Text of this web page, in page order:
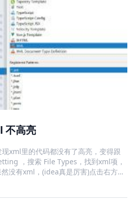
不高亮
xml里的代码都没有了高亮，变得跟
，搜索 File Types，找到xml项，
然没有xml，(idea真是厉害)点击右方的
决问题
像
registry.npm.taobao.org